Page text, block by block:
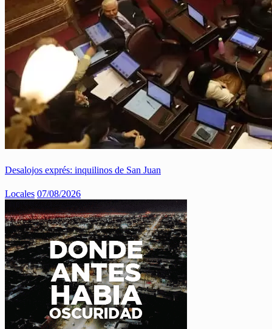
Desalojos exprés: inquilinos de San Juan
Locales 07/08/2026